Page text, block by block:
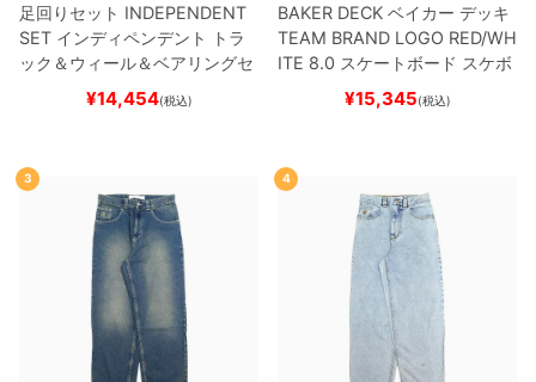
足回りセット INDEPENDENT
SET インディペンデント
トラ
ック＆ウィール＆ベアリングセ
（トリック用）
ード スケボー
¥14,454(税込)
BAKER DECK ベイカー デッキ
TEAM BRAND LOGO RED/WH
ITE 8.0 スケートボード スケボ
¥15,345(税込)
3 4